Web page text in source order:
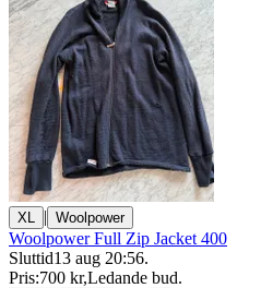
XL | Woolpower
Woolpower Full Zip Jacket 400
Sluttid13 aug 20:56.
Pris:700 kr,Ledande bud.